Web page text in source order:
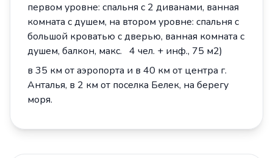
первом уровне: спальня с 2 диванами, ванная
комната с душем, на втором уровне: спальня с
большой кроватью с дверью, ванная комната с
душем, балкон, макс. 4 чел. + инф., 75 м2)
в 35 км от аэропорта и в 40 км от центра г.
Анталья, в 2 км от поселка Белек, на берегу
моря.